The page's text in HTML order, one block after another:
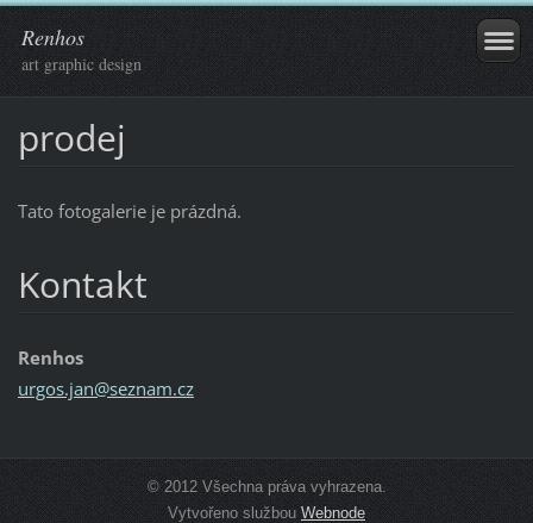
Renhos
art graphic design
prodej
Tato fotogalerie je prázdná.
Kontakt
Renhos
urgos.jan@seznam.cz
© 2012 Všechna práva vyhrazena.
Vytvořeno službouWebnode